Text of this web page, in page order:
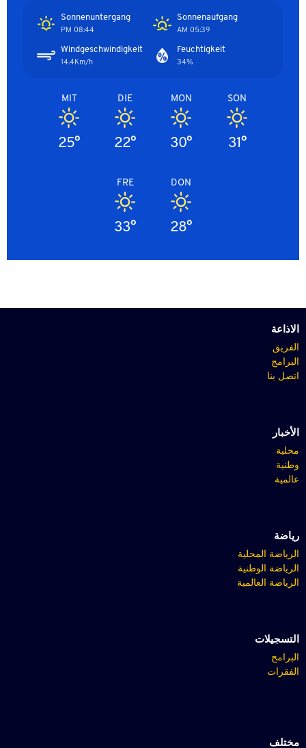
Sonnenaufgang
05:39 AM
Sonnenuntergang
08:44 PM
Feuchtigkeit
34%
Windgeschwindigkeit
14.4Km/h
SON
31°
MON
30°
DIE
22°
MIT
25°
DON
28°
FRE
33°
الاذاعة
الفريق
البرامج
اتصل بنا
الأخبار
محلية
وطنية
عالمية
رياضة
الرياضة المحلية
الرياضة الوطنية
الرياضة العالمية
التسجيلات
البرامج
الفقرات
مختلف